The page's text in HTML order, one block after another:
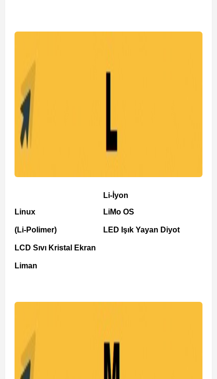
Linux
(Li-Polimer)
LCD Sıvı Kristal Ekran
Liman
Li-İyon
LiMo OS
LED Işık Yayan Diyot